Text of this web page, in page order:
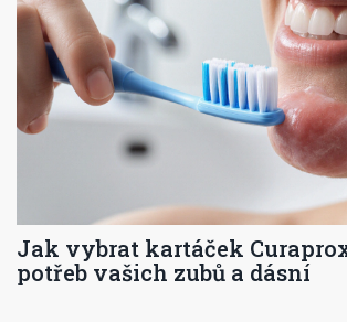
Jak vybrat kartáček
potřeb vašich zubů a dásní